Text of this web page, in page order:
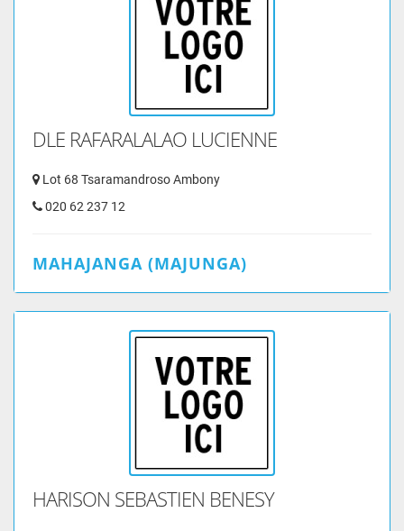
DLE RAFARALALAO LUCIENNE
Lot 68 Tsaramandroso Ambony
020 62 237 12
MAHAJANGA (MAJUNGA)
HARISON SEBASTIEN BENESY